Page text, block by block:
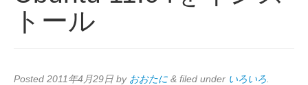
トール
Posted 2011年4月29日 by おおたに & filed under いろいろ